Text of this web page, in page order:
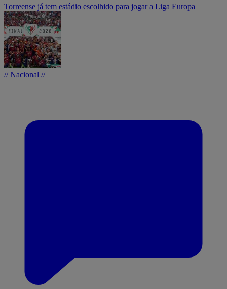
Torreense já tem estádio escolhido para jogar a Liga Europa
// Nacional //